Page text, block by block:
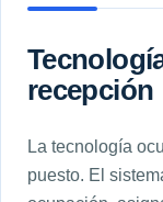
recepción
La tecnología
puesto. El